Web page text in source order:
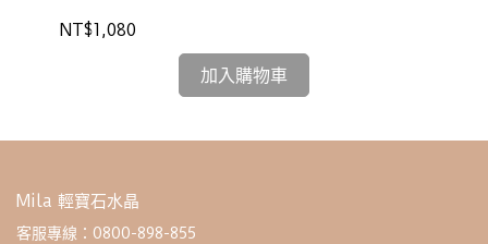
NT$1,080
加入購物車
Mila 輕寶石水晶
客服專線：0800-898-855